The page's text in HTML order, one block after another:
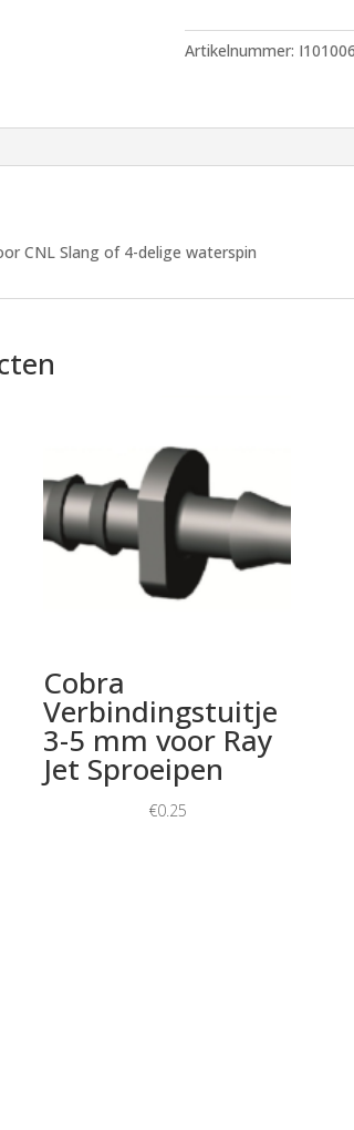
CNL
Slang
waterspin
Artikelnummer:
CNL Slang of 4-delige waterspin
Cobra
Verbindingstuitje
3-5 mm voor Ray
Jet Sproeipen
€0.25